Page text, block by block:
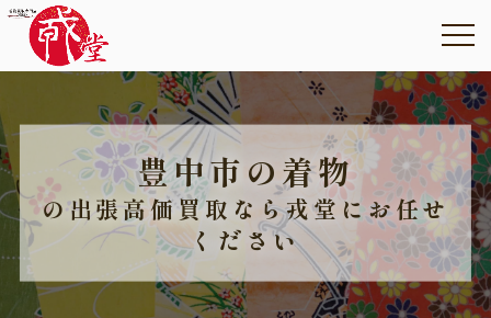
豊中市の着物
の出張高価買取なら戎堂にお任せ
ください